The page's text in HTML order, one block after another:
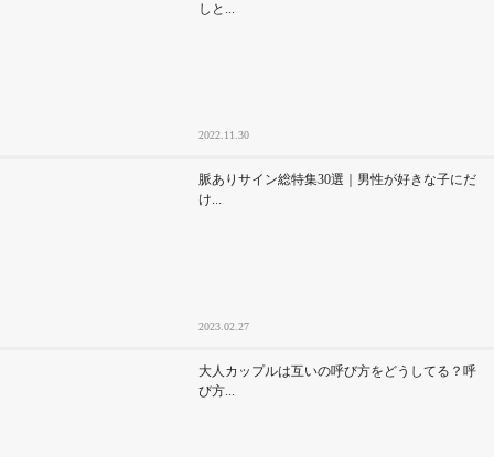
しと...
2022.11.30
脈ありサイン総特集30選｜男性が好きな子にだ
け...
2023.02.27
大人カップルは互いの呼び方をどうしてる？呼
び方...